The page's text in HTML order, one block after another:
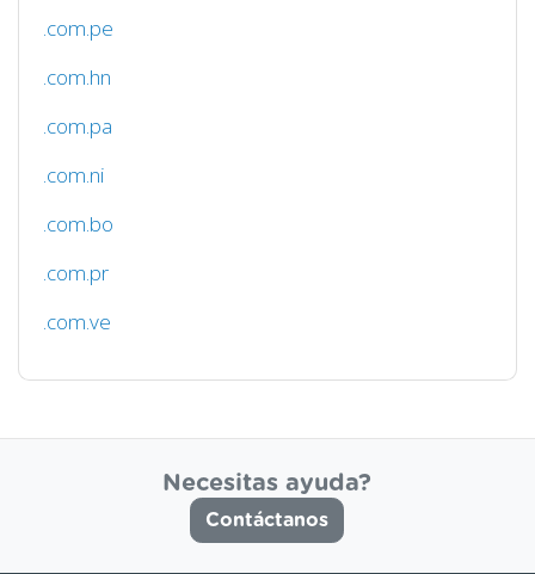
.com.pe
.com.hn
.com.pa
.com.ni
.com.bo
.com.pr
.com.ve
Necesitas ayuda?
Contáctanos